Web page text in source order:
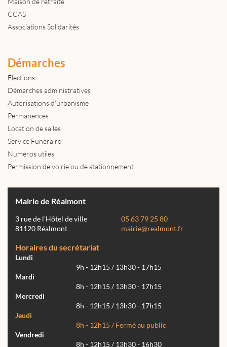
CCAS
Associations Solidarités
Démarches
Élections
Démarches administratives
Autorisations d'urbanisme
Permanences
Location de salles
Service Funéraire
Numéros utiles
Permission de voirie ou de stationnement
Mairie de Réalmont
3 rue de l'Hôtel de ville
81120 Réalmont
05 63 79 25 80
mairie@realmont.fr
Horaires du secrétariat
Lundi
9h - 12h15 / 13h30 - 17h15
Mardi
8h - 12h15 / 13h30 - 17h15
Mercredi
8h - 12h15 / 13h30 - 17h15
Jeudi
8h - 12h15 / Fermé au public
Vendredi
8h - 12h15 / 13h30 - 16h30